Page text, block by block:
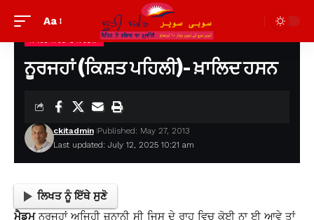
Aa
Suhi Saver> ਪੁਰਾਣੀਆਂ ਲਿਖਤਾਂ ਦੇਖਣ ਲਈ>ਸਾਹਿਤ ਸਰੋਦ ਤੇ ਸੰਵੇਦਨਾ>ਨੂਰਜਹਾਂ (ਕਿਸ਼ਤ ਪਹਿਲੀ)- ਖ਼ਾਲਿਦ ਹਸਨ
ਨੂਰਜਹਾਂ (ਕਿਸ਼ਤ ਪਹਿਲੀ)- ਖ਼ਾਲਿਦ ਹਸਨ
Last updated: July 12, 2025 10:21 am
ckitadmin Published: May 27, 2013
ਲਿਖਤ ਨੂੰ ਇੱਥੇ ਸੁਣੋ
ਮੈਡਮਨੂਰਜਹਾਂ ਅਜਿਹੀ ਜ਼ਨਾਨੀ ਸੀ ਜਿਸ ਦੇ ਰਾਹ ਵਿਚ ਕੋਈ ਨਾ ਈ ਆਵੇ ਤਾਂ